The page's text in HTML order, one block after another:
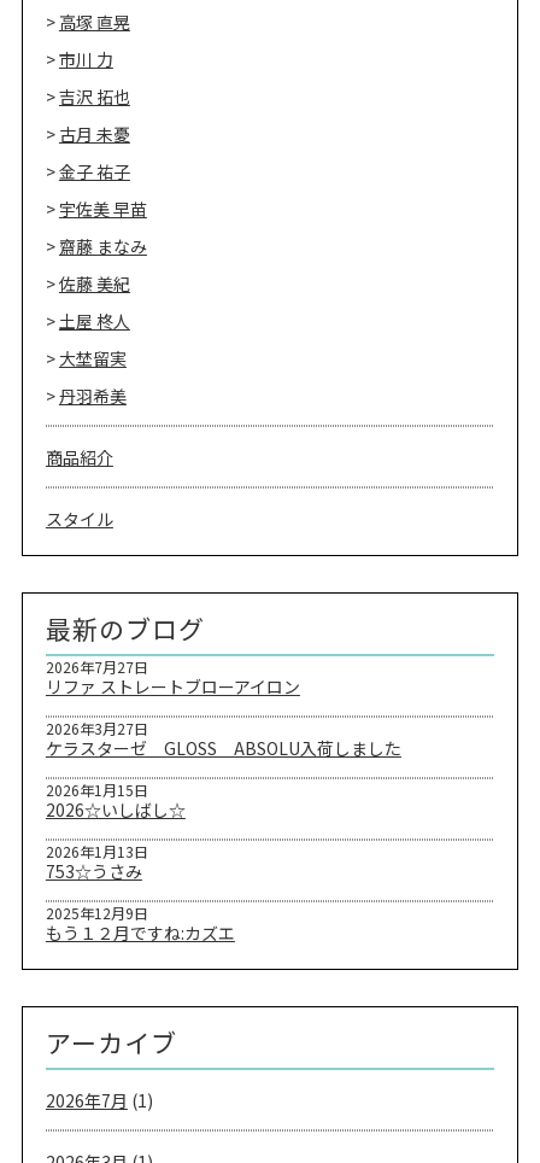
高塚 直晃
市川 力
吉沢 拓也
古月 未憂
金子 祐子
宇佐美 早苗
齋藤 まなみ
佐藤 美紀
土屋 柊人
大埜留実
丹羽希美
商品紹介
スタイル
最新のブログ
リファ ストレートブローアイロン
2026年7月27日
ケラスターゼ GLOSS ABSOLU入荷しました
2026年3月27日
2026☆いしばし☆
2026年1月15日
753☆うさみ
2026年1月13日
もう１２月ですね:カズエ
2025年12月9日
アーカイブ
2026年7月 (1)